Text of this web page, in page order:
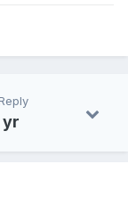
yr